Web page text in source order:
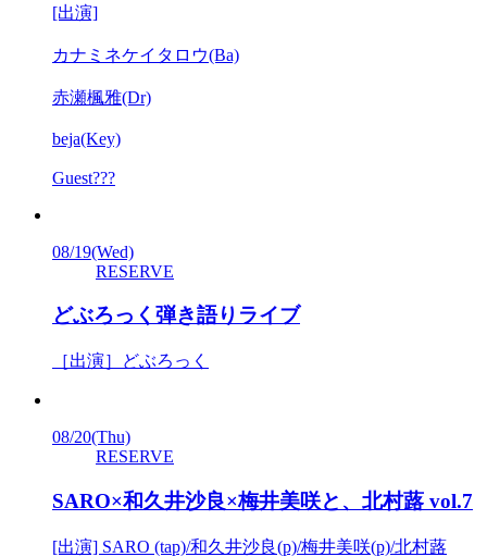
[出演]
カナミネケイタロウ(Ba)
赤瀬楓雅(Dr)
beja(Key)
Guest???
08/19(Wed)
RESERVE
どぶろっく弾き語りライブ
［出演］どぶろっく
08/20(Thu)
RESERVE
SARO×和久井沙良×梅井美咲と、北村蕗 vol.7
[出演] SARO (tap)/和久井沙良(p)/梅井美咲(p)/北村蕗